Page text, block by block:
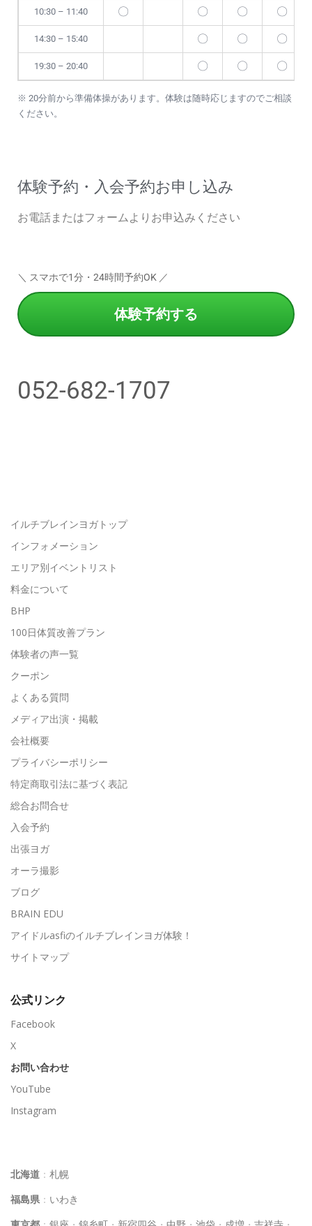
10:30 – 11:40 〇 〇 〇 〇
14:30 – 15:40 〇 〇 〇
19:30 – 20:40 〇 〇 〇
※ 20分前から準備体操があります。体験は随時応じますのでご相談
ください。
体験予約・入会予約お申し込み
お電話またはフォームよりお申込みください
＼ スマホで1分・24時間予約OK ／
体験予約する
052-682-1707
イルチブレインヨガトップ
インフォメーション
エリア別イベントリスト
料金について
BHP
100日体質改善プラン
体験者の声一覧
クーポン
よくある質問
メディア出演・掲載
会社概要
プライバシーポリシー
特定商取引法に基づく表記
総合お問合せ
入会予約
出張ヨガ
オーラ撮影
ブログ
BRAIN EDU
アイドルasfiのイルチブレインヨガ体験！
サイトマップ
公式リンク
Facebook
X
お問い合わせ
YouTube
Instagram
北海道 ： 札幌
福島県 ： いわき